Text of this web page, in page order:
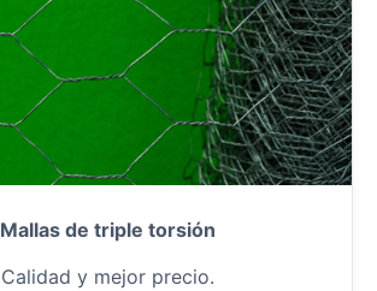
Mallas de triple torsión
Calidad y mejor precio.